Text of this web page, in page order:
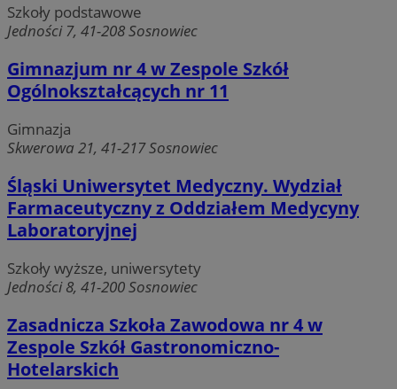
Szkoły podstawowe
Jedności 7, 41-208 Sosnowiec
Gimnazjum nr 4 w Zespole Szkół
Ogólnokształcących nr 11
Gimnazja
Skwerowa 21, 41-217 Sosnowiec
Śląski Uniwersytet Medyczny. Wydział
Farmaceutyczny z Oddziałem Medycyny
Laboratoryjnej
Szkoły wyższe, uniwersytety
Jedności 8, 41-200 Sosnowiec
Zasadnicza Szkoła Zawodowa nr 4 w
Zespole Szkół Gastronomiczno-
Hotelarskich